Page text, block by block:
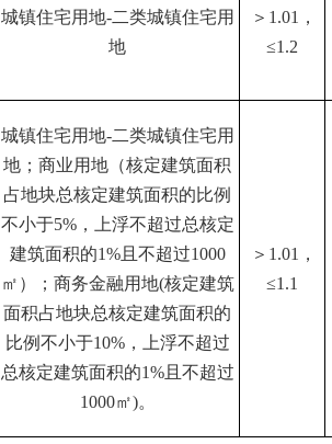
城镇住宅用地-二类城镇住宅用
地
＞1.01，
≤1.2
城镇住宅用地-二类城镇住宅用
地；商业用地（核定建筑面积
占地块总核定建筑面积的比例
不小于5%，上浮不超过总核定
建筑面积的1%且不超过1000
㎡）；商务金融用地(核定建筑
面积占地块总核定建筑面积的
比例不小于10%，上浮不超过
总核定建筑面积的1%且不超过
1000㎡)。
＞1.01，
≤1.1